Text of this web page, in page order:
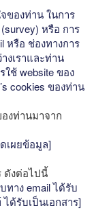
ของท่าน ในการ
หรือ การ
หรือ ช่องทางการ
งเราและท่าน
ใช้ website ของ
cookies ของท่าน
งท่านมาจาก
เผยข้อมูล]
ดังต่อไปนี้
ทาง email ได้รับ
ด้รับเป็นเอกสาร]